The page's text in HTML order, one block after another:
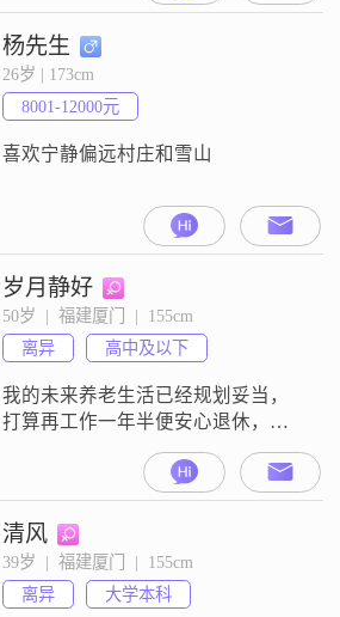
学历是高中及以下，但我一直保持
着积极向上的生活态度。我性格温
柔体贴，总是愿意倾听他人的心
声。我开朗爱笑，善于与人相处，
独立自信，乐观积极。在生活中，
我非常真诚可靠，家庭对我来说非
杨先生
26岁 | 173cm
8001-12000元
喜欢宁静偏远村庄和雪山
岁月静好
50岁  |  福建厦门  |  155cm
离异
高中及以下
我的未来养老生活已经规划妥当，
打算再工作一年半便安心退休，想
寻觅一位真心相待的伴侣，闲暇相
伴出游，安稳度日。希望另一半长
期在厦门周边生活，往后养老既可
以定居厦门，也能一同回四川生
活。我在四川有一套76平全款个人
房产，子女均已独立成家，无需我
帮扶操劳，往后只为自己舒心生
清风
39岁  |  福建厦门  |  155cm
离异
大学本科